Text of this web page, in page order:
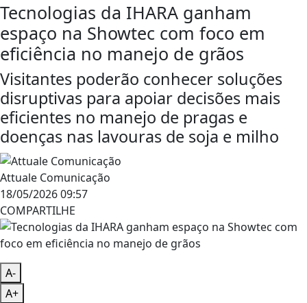
Tecnologias da IHARA ganham
espaço na Showtec com foco em
eficiência no manejo de grãos
Visitantes poderão conhecer soluções
disruptivas para apoiar decisões mais
eficientes no manejo de pragas e
doenças nas lavouras de soja e milho
Attuale Comunicação
18/05/2026 09:57
COMPARTILHE
A-
A+